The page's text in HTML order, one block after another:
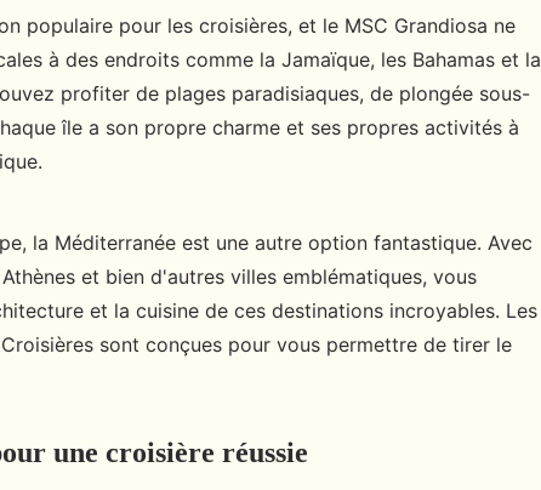
populaire pour les croisières, et le MSC Grandiosa ne
à des endroits comme la Jamaïque, les Bahamas et la
profiter de plages paradisiaques, de plongée sous-
île a son propre charme et ses propres activités à
la Méditerranée est une autre option fantastique. Avec
et bien d'autres villes emblématiques, vous
et la cuisine de ces destinations incroyables. Les
sont conçues pour vous permettre de tirer le
une croisière réussie